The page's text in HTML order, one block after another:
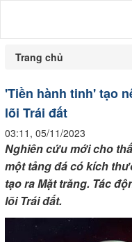
Trang chủ
'Tiền hành tinh' tạo
lõi Trái đất
03:11, 05/11/2023
Nghiên cứu mới cho
một tảng đá có kích
tạo ra Mặt trăng. Tác
lõi Trái đất.